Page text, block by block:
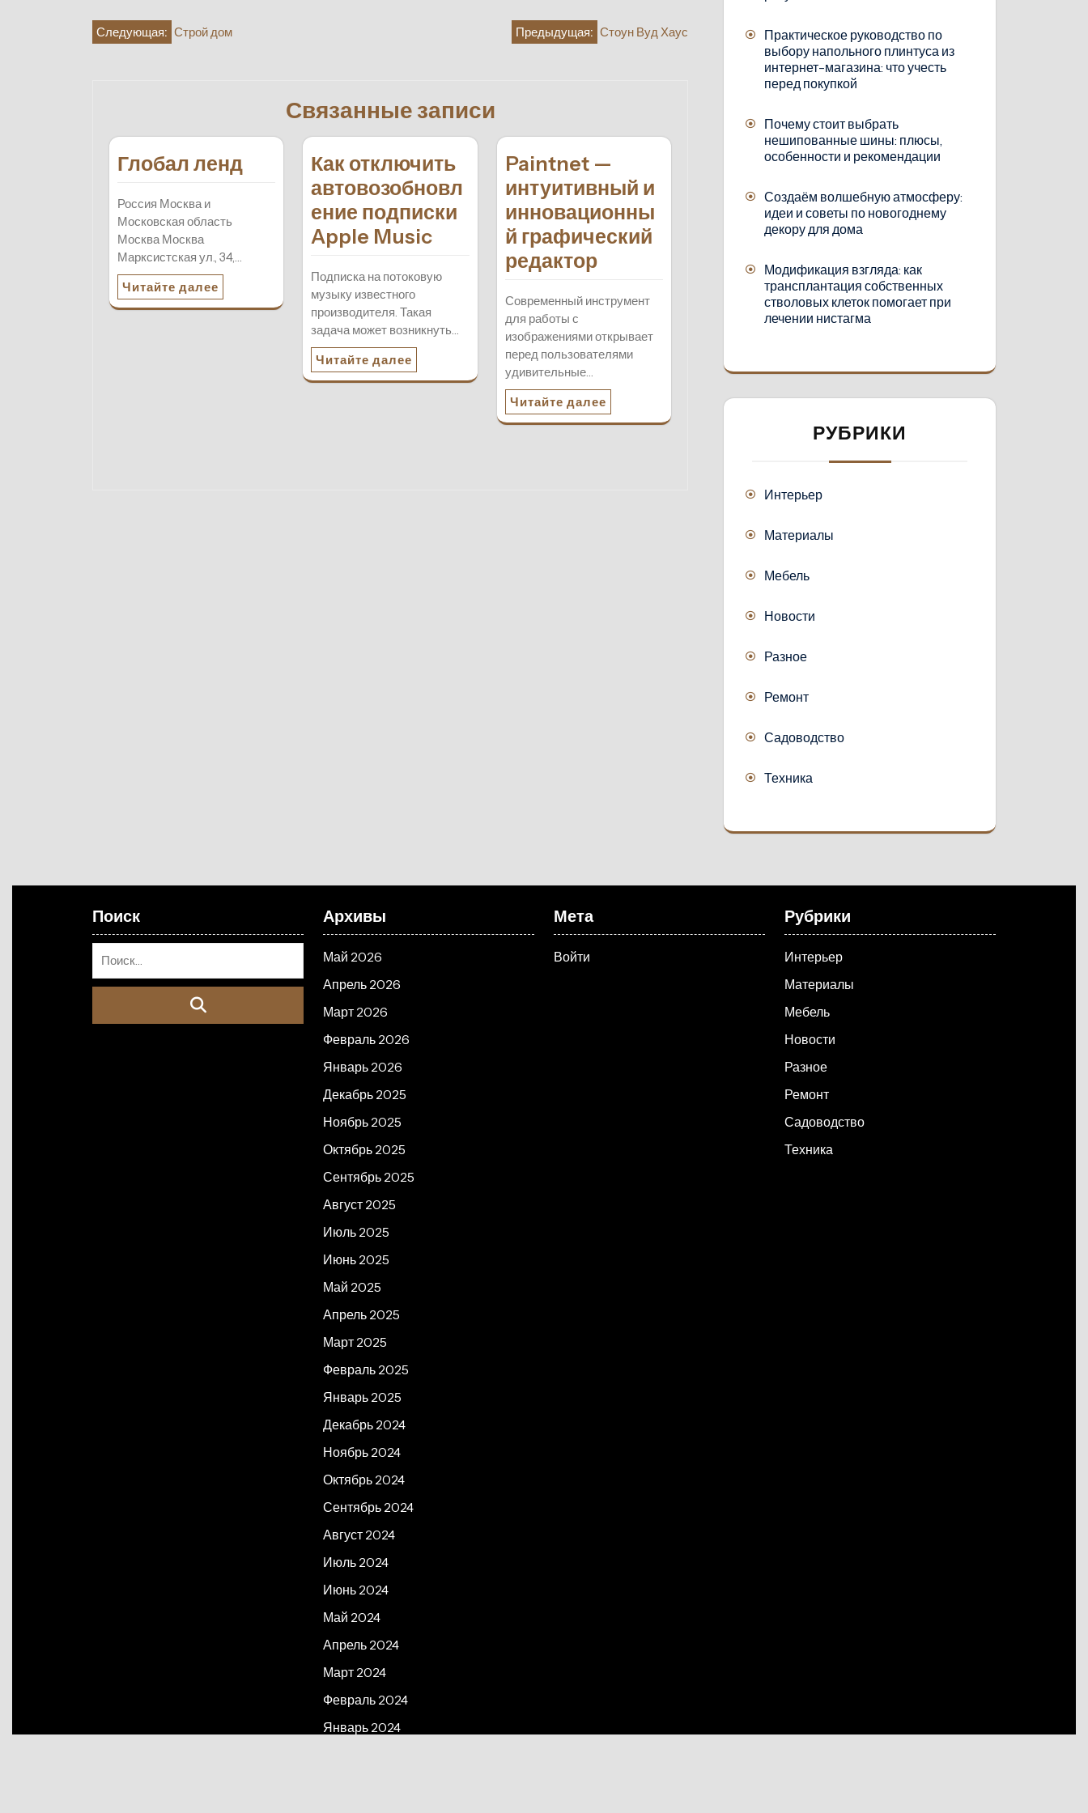
Навигация
Предыдущая: Стоун Вуд Хаус
Следующая: Строй дом
Связанные записи
Глобал ленд
Россия Москва и
Московская область
Москва Москва
Марксистская ул., 34,…
Читайте далее
Как отключить
автовозобновл
ение подписки
Apple Music
Подписка на потоковую
музыку известного
производителя. Такая
задача может возникнуть…
Читайте далее
Paintnet —
интуитивный и
инновационны
й графический
редактор
Современный инструмент
для работы с
изображениями открывает
перед пользователями
удивительные…
Читайте далее
Практическое руководство по
выбору напольного плинтуса из
интернет-магазина: что учесть
перед покупкой
Почему стоит выбрать
нешипованные шины: плюсы,
особенности и рекомендации
Создаём волшебную атмосферу:
идеи и советы по новогоднему
декору для дома
Модификация взгляда: как
трансплантация собственных
стволовых клеток помогает при
лечении нистагма
РУБРИКИ
Интерьер
Материалы
Мебель
Новости
Разное
Ремонт
Садоводство
Техника
Поиск Архивы
Май 2026
Апрель 2026
Март 2026
Февраль 2026
Январь 2026
Декабрь 2025
Ноябрь 2025
Октябрь 2025
Сентябрь 2025
Август 2025
Июль 2025
Июнь 2025
Май 2025
Апрель 2025
Март 2025
Февраль 2025
Январь 2025
Декабрь 2024
Ноябрь 2024
Октябрь 2024
Сентябрь 2024
Август 2024
Июль 2024
Июнь 2024
Май 2024
Апрель 2024
Март 2024
Февраль 2024
Январь 2024
Мета
Войти
Рубрики
Интерьер
Материалы
Мебель
Новости
Разное
Ремонт
Садоводство
Техника